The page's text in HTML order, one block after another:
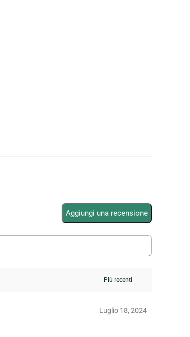
Aggiungi una recensione
Luglio 18, 2024